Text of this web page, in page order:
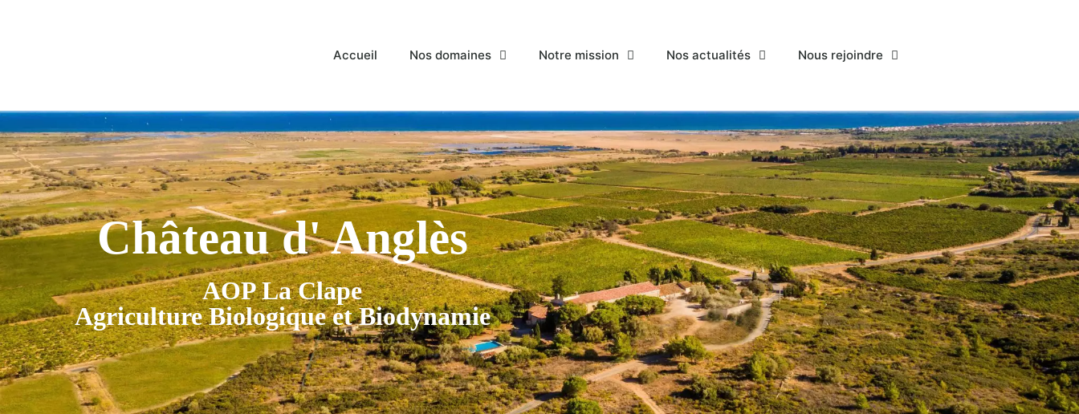
Accueil Nos domaines Notre mission Nos actualités Nous rejoindre
Château d' Anglès
AOP La Clape
Agriculture Biologique et Biodynamie